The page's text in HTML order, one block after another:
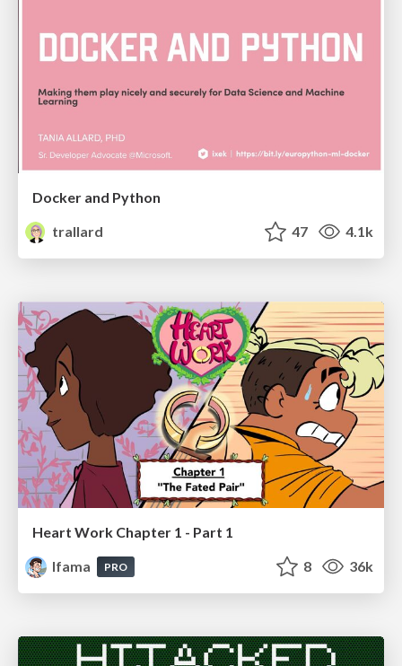
Docker and Python
trallard
47 4.1k
Heart Work Chapter 1 - Part 1
lfama
PRO 8 36k